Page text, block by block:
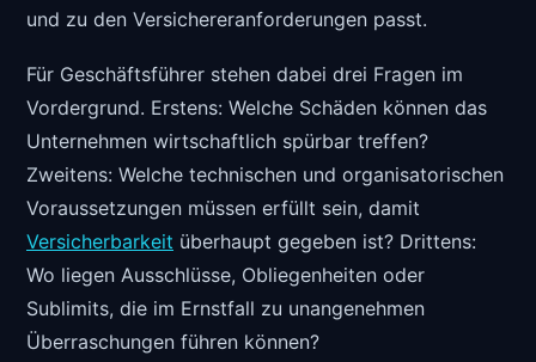
und zu den Versichereranforderungen passt.
Für Geschäftsführer stehen dabei drei Fragen im
Vordergrund. Erstens: Welche Schäden können das
Unternehmen wirtschaftlich spürbar treffen?
Zweitens: Welche technischen und organisatorischen
Voraussetzungen müssen erfüllt sein, damit
Versicherbarkeit überhaupt gegeben ist? Drittens:
Wo liegen Ausschlüsse, Obliegenheiten oder
Sublimits, die im Ernstfall zu unangenehmen
Überraschungen führen können?